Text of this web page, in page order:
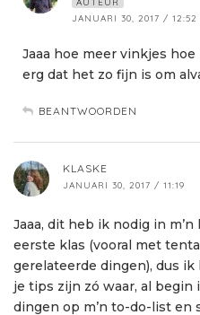
JANUARI 30, 2017 / 12:52
Jaaa hoe meer vinkjes
erg dat het zo fijn is om
BEANTWOORDEN
KLASKE
JANUARI 30, 2017 / 11:19
Jaaa, dit heb ik nodig in
eerste klas (vooral met
gerelateerde dingen), dus
je tips zijn zó waar, al
dingen op m’n to-do-list en